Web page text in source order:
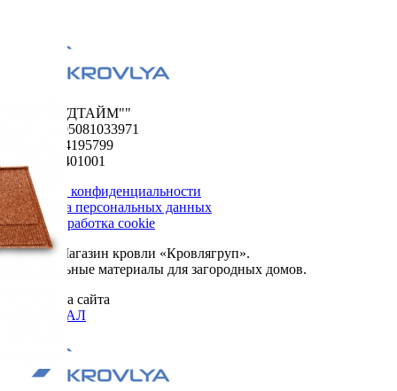
ООО "ФУДТАЙМ""
ОГРН 1195081033971
ИНН 5024195799
КПП 502401001
Политика конфиденциальности
Обработка персональных данных
Сбор и обработка cookie
© 2026. Магазин кровли «Кровлягруп».
Строительные материалы для загородных домов.
Разработка сайта
ОРИГИНАЛ